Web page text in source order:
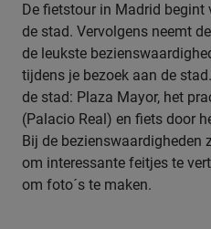
De fietstour in Madrid
de stad. Vervolgens neemt
de leukste
tijdens je bezoek aan de
de stad: Plaza Mayor, het
(Palacio Real) en fiets door
Bij de bezienswaardigheden
om interessante feitjes te
om foto´s te maken.